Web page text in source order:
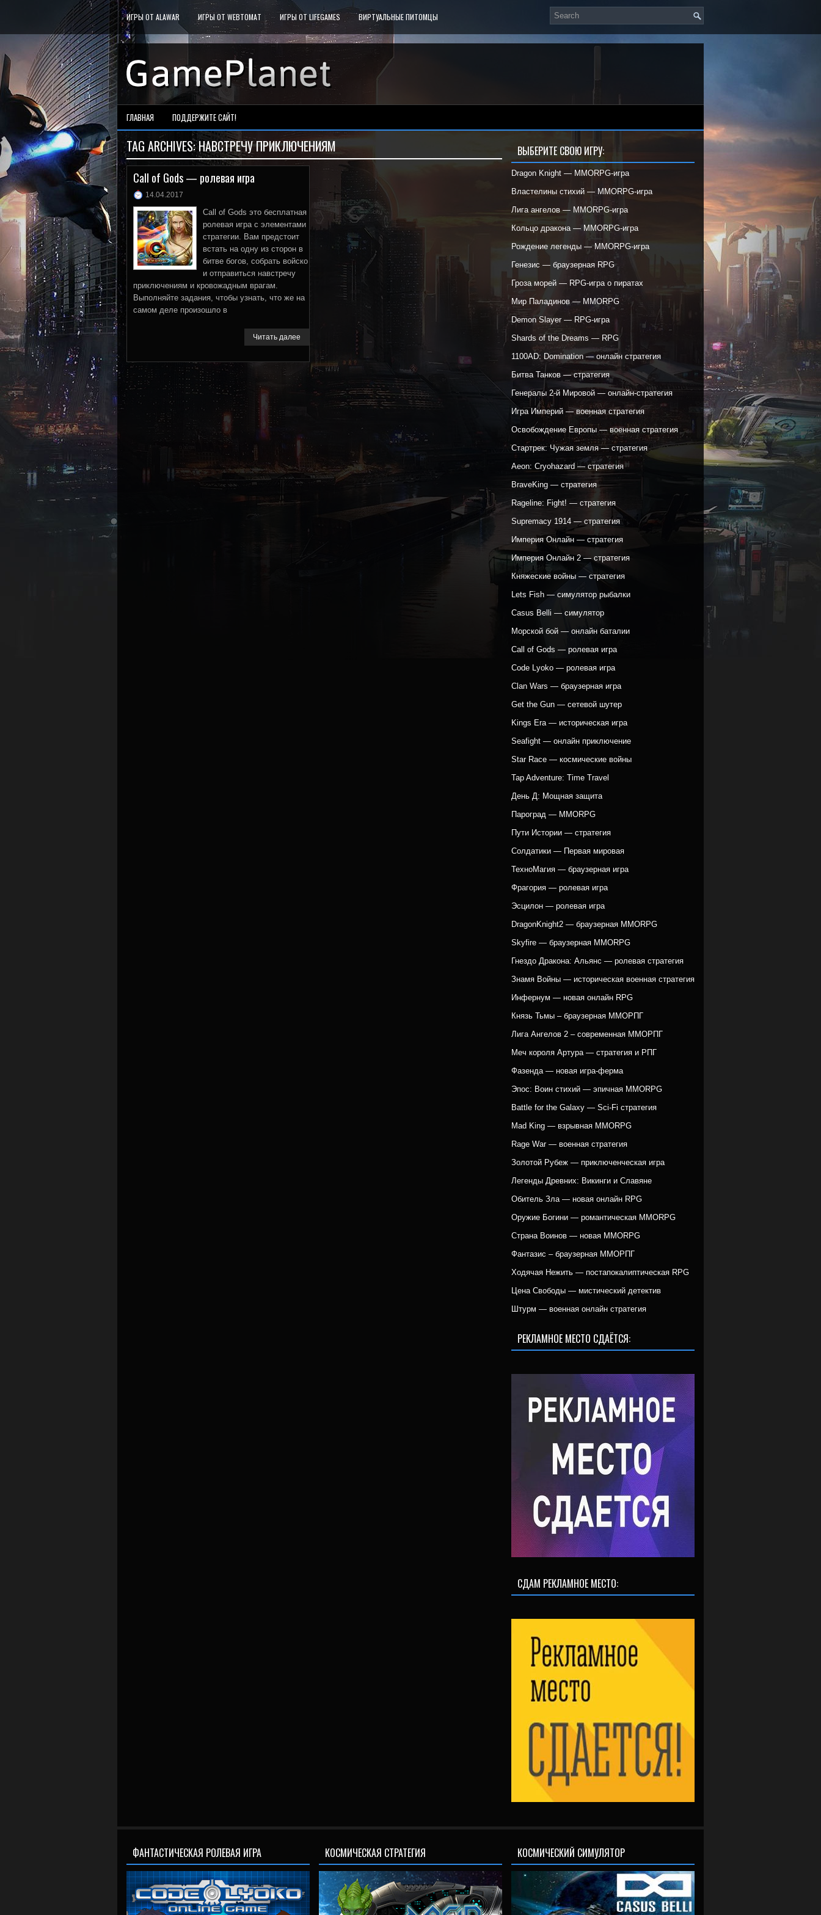
ИГРЫ ОТ ALAWAR ИГРЫ ОТ WEBTOMAT ИГРЫ ОТ LIFEGAMES ВИРТУАЛЬНЫЕ ПИТОМЦЫ
ГЛАВНАЯ ПОДДЕРЖИТЕ САЙТ!
TAG ARCHIVES:НАВСТРЕЧУ ПРИКЛЮЧЕНИЯМ
Call of Gods — ролевая игра
14.04.2017
Call of Gods это бесплатная
ролевая игра с элементами
стратегии. Вам предстоит
встать на одну из сторон в
битве богов, собрать войско
и отправиться навстречу
приключениям и кровожадным врагам.
Выполняйте задания, чтобы узнать, что же на
самом деле произошло в
Читать далее
ВЫБЕРИТЕ СВОЮ ИГРУ:
Dragon Knight — MMORPG-игра
Властелины стихий — MMORPG-игра
Лига ангелов — MMORPG-игра
Кольцо дракона — MMORPG-игра
Рождение легенды — MMORPG-игра
Генезис — браузерная RPG
Гроза морей — RPG-игра о пиратах
Мир Паладинов — MMORPG
Demon Slayer — RPG-игра
Shards of the Dreams — RPG
1100AD: Domination — онлайн стратегия
Битва Танков — стратегия
Генералы 2-й Мировой — онлайн-стратегия
Игра Империй — военная стратегия
Освобождение Европы — военная стратегия
Стартрек: Чужая земля — стратегия
Aeon: Cryohazard — стратегия
BraveKing — стратегия
Rageline: Fight! — стратегия
Supremacy 1914 — стратегия
Империя Онлайн — стратегия
Империя Онлайн 2 — стратегия
Княжеские войны — стратегия
Lets Fish — симулятор рыбалки
Casus Belli — симулятор
Морской бой — онлайн баталии
Call of Gods — ролевая игра
Code Lyoko — ролевая игра
Clan Wars — браузерная игра
Get the Gun — сетевой шутер
Kings Era — историческая игра
Seafight — онлайн приключение
Star Race — космические войны
Tap Adventure: Time Travel
День Д: Мощная защита
Пароград — MMORPG
Пути Истории — стратегия
Солдатики — Первая мировая
ТехноМагия — браузерная игра
Фрагория — ролевая игра
Эсцилон — ролевая игра
DragonKnight2 — браузерная MMORPG
Skyfire — браузерная MMORPG
Гнездо Дракона: Альянс — ролевая стратегия
Знамя Войны — историческая военная стратегия
Инфернум — новая онлайн RPG
Князь Тьмы – браузерная ММОРПГ
Лига Ангелов 2 – современная ММОРПГ
Меч короля Артура — стратегия и РПГ
Фазенда — новая игра-ферма
Эпос: Воин стихий — эпичная MMORPG
Battle for the Galaxy — Sci-Fi стратегия
Mad King — взрывная MMORPG
Rage War — военная стратегия
Золотой Рубеж — приключенческая игра
Легенды Древних: Викинги и Славяне
Обитель Зла — новая онлайн RPG
Оружие Богини — романтическая MMORPG
Страна Воинов — новая MMORPG
Фантазис – браузерная ММОРПГ
Ходячая Нежить — постапокалиптическая RPG
Цена Свободы — мистический детектив
Штурм — военная онлайн стратегия
РЕКЛАМНОЕ МЕСТО СДАЁТСЯ:
СДАМ РЕКЛАМНОЕ МЕСТО:
ФАНТАСТИЧЕСКАЯ РОЛЕВАЯ ИГРА КОСМИЧЕСКАЯ СТРАТЕГИЯ КОСМИЧЕСКИЙ СИМУЛЯТОР